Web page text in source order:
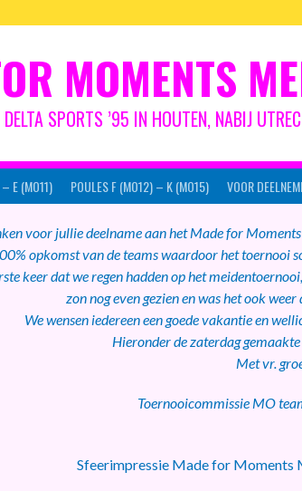
MOMENTS
SPORTS ’95 IN HOUTEN, NABIJ
E (MO11) POULES F (MO12) – K (MO15) VOOR
voor jullie deelname aan het Made for
opkomst van de teams waardoor het toernooi
keer dat we regen hadden op het
zon nog even gezien en was het ook
We wensen iedereen een goede vakantie en
Hieronder de zaterdag
Met vr.
Toernooicommissie MO
Sfeerimpressie Made for Moments